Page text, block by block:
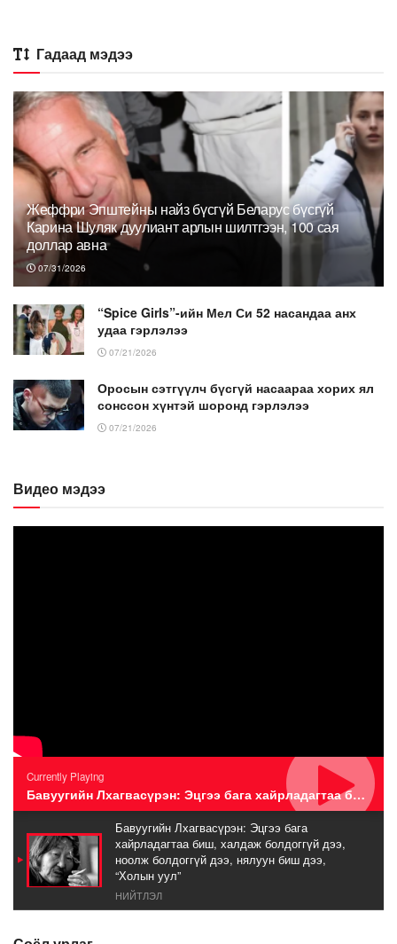
Гадаад мэдээ
Жеффри Эпштейны найз бүсгүй Беларус бүсгүй
Карина Шуляк дуулиант арлын шилтгээн, 100 сая
доллар авна
07/31/2026
“Spice Girls”-ийн Мел Си 52 насандаа анх
удаа гэрлэлээ
07/21/2026
Оросын сэтгүүлч бүсгүй насаараа хорих ял
сонссон хүнтэй шоронд гэрлэлээ
07/21/2026
Видео мэдээ
Currently Playing
Бавуугийн Лхагвасүрэн: Эцгээ бага хайрладагтаа биш, халдаж болдоггүй дээ, ноолж болдоггүй дээ, нялуун биш дээ, “Холын уул”
Бавуугийн Лхагвасүрэн: Эцгээ бага
хайрладагтаа биш, халдаж болдоггүй дээ,
ноолж болдоггүй дээ, нялуун биш дээ,
“Холын уул”
НИЙТЛЭЛ